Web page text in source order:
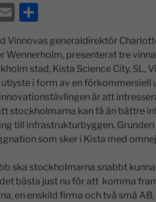
E
m
ai
l
D
a
Vinnovas generaldirektör
presenterat tre
stad, Kista Science City, SL,
i form av en förkommersiell
är att
stockholmarna kan få än bättre
till infrastrukturbyggen.
som sker i Kista med
ska stockholmarna snabbt
bästa just nu för att komma
en enskild firma och två små